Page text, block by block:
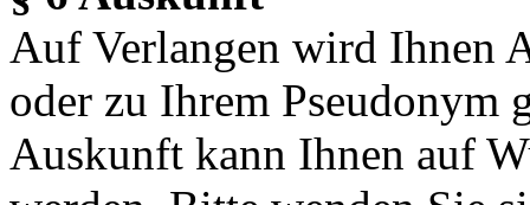
Auf Verlangen wird Ihnen
oder zu Ihrem Pseudonym
Auskunft kann Ihnen auf